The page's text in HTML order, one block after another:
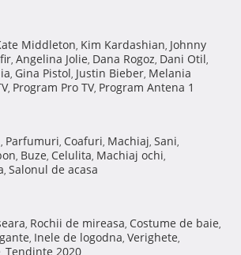
Middleton, Kim Kardashian, Johnny
, Angelina Jolie, Dana Rogoz, Dani Otil,
, Gina Pistol, Justin Bieber, Melania
, Program Pro TV, Program Antena 1
, Parfumuri, Coafuri, Machiaj, Sani,
, Buze, Celulita, Machiaj ochi,
, Salonul de acasa
, Rochii de mireasa, Costume de baie,
, Inele de logodna, Verighete,
, Tendinte 2020